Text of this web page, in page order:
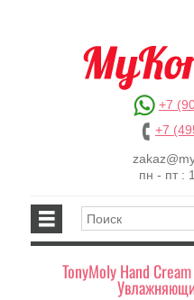
+7
+7
пн - пт :
TonyMoly Hand